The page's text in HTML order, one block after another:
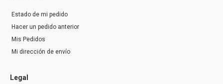
Estado de mi pedido
Hacer un pedido anterior
Mis Pedidos
Mi dirección de envío
Legal